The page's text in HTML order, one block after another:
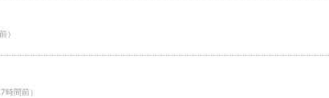
）
7時間前）